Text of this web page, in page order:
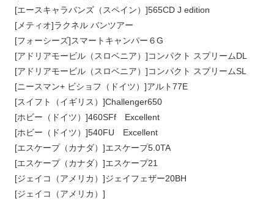
[エースキャラバンズ（スペイン）]565CD J edition
[メティオ]ラクネル バンツアー
[フォーシーズ]スマートキャンパー６G
[アドリアモービル（スロベニア）]コンパクト スプリームDL
[アドリアモービル（スロベニア）]コンパクト スプリームSL
[ニースマン+ ビショフ（ドイツ）]アルト77E
[スイフト（イギリス）]Challenger650
[ホビー（ドイツ）]460SFf Excellent
[ホビー（ドイツ）]540FU Excellent
[エスケープ（カナダ）]エスケープ5.0TA
[エスケープ（カナダ）]エスケープ21
[ジェイコ（アメリカ）]ジェイフェザー20BH
[ジェイコ（アメリカ）]